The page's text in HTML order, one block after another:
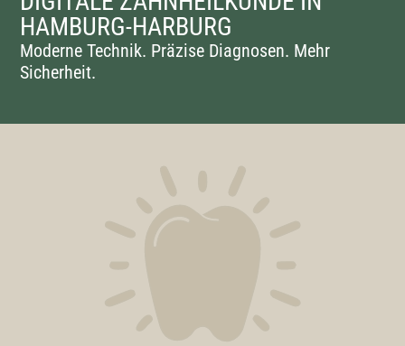
HAMBURG-HARBURG
Moderne Technik. Präzise Diagnosen. Mehr
Sicherheit.